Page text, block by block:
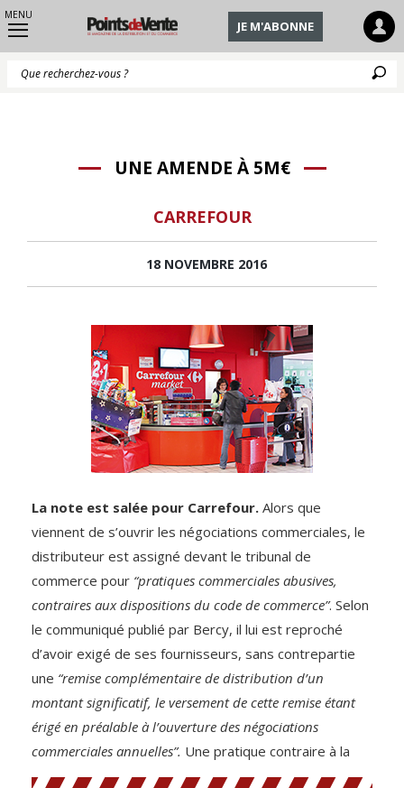
MENU
JE M'ABONNE
UNE AMENDE À 5M€
CARREFOUR
18 NOVEMBRE 2016
La note est salée pour Carrefour. Alors que
viennent de s’ouvrir les négociations commerciales, le
distributeur est assigné devant le tribunal de
commerce pour “pratiques commerciales abusives,
contraires aux dispositions du code de commerce”. Selon
le communiqué publié par Bercy, il lui est reproché
d’avoir exigé de ses fournisseurs, sans contrepartie
une “remise complémentaire de distribution d’un
montant significatif, le versement de cette remise étant
érigé en préalable à l’ouverture des négociations
commerciales annuelles”. Une pratique contraire à la